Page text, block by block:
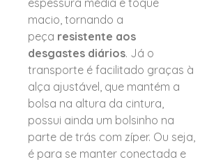
espessura média e toque
macio, tornando a
peça resistente aos
desgastes diários. Já o
transporte é facilitado graças à
alça ajustável, que mantém a
bolsa na altura da cintura,
possui ainda um bolsinho na
parte de trás com zíper. Ou seja,
é para se manter conectada e